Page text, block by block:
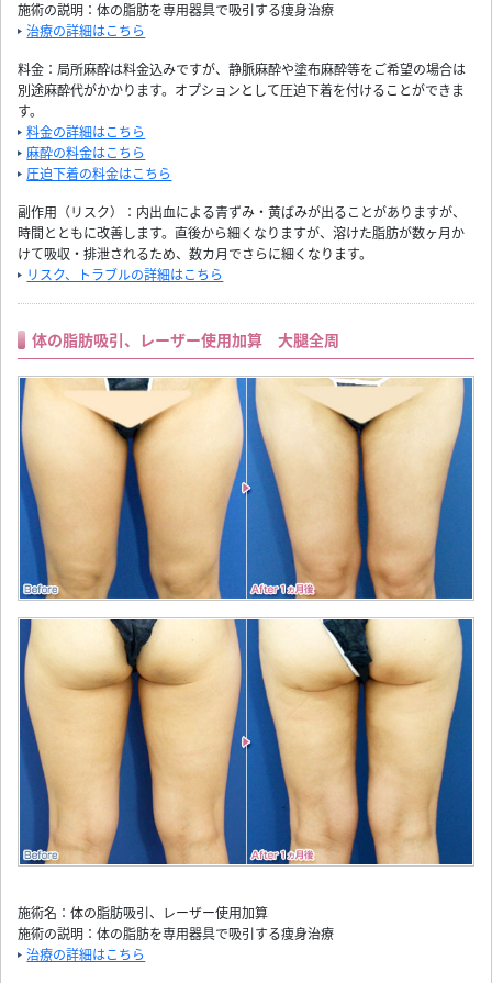
施術の説明：体の脂肪を専用器具で吸引する痩身治療
治療の詳細はこちら
料金：局所麻酔は料金込みですが、静脈麻酔や塗布麻酔等をご希望の場合は
別途麻酔代がかかります。オプションとして圧迫下着を付けることができま
す。
料金の詳細はこちら
麻酔の料金はこちら
圧迫下着の料金はこちら
副作用（リスク）：内出血による青ずみ・黄ばみが出ることがありますが、
時間とともに改善します。直後から細くなりますが、溶けた脂肪が数ヶ月か
けて吸収・排泄されるため、数カ月でさらに細くなります。
リスク、トラブルの詳細はこちら
体の脂肪吸引、レーザー使用加算 大腿全周
施術名：体の脂肪吸引、レーザー使用加算
施術の説明：体の脂肪を専用器具で吸引する痩身治療
治療の詳細はこちら